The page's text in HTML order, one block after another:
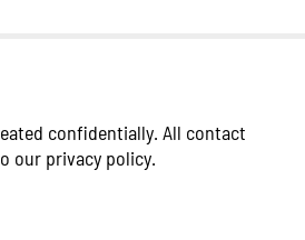
confidentially. All contact
our privacy policy.